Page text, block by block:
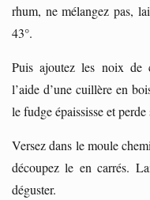
rhum, ne mélangez pas,
43°.
Puis ajoutez les noix de
l’aide d’une cuillère en
le fudge épaississe et
Versez dans le moule
découpez le en carrés.
déguster.